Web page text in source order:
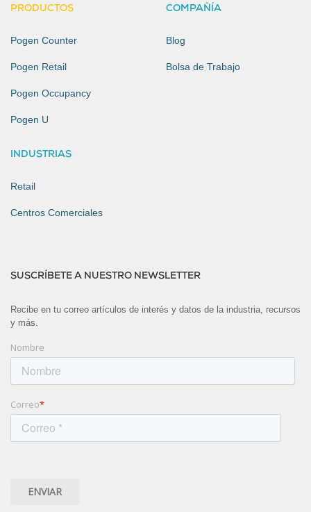
PRODUCTOS
Pogen Counter
Pogen Retail
Pogen Occupancy
Pogen U
INDUSTRIAS
Retail
Centros Comerciales
COMPAÑÍA
Blog
Bolsa de Trabajo
SUSCRÍBETE A NUESTRO NEWSLETTER
Recibe en tu correo artículos de interés y datos de la industria, recursos
y más.
Nombre
Correo*